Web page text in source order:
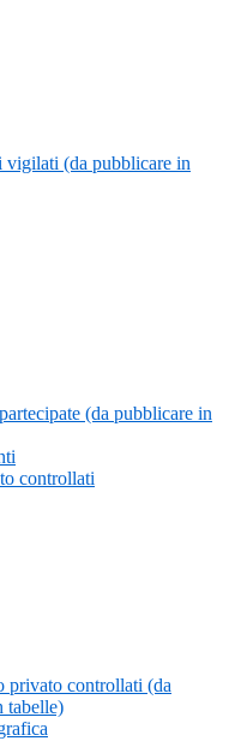
(da pubblicare in
(da pubblicare in
controllati
privato controllati (da
tabelle)